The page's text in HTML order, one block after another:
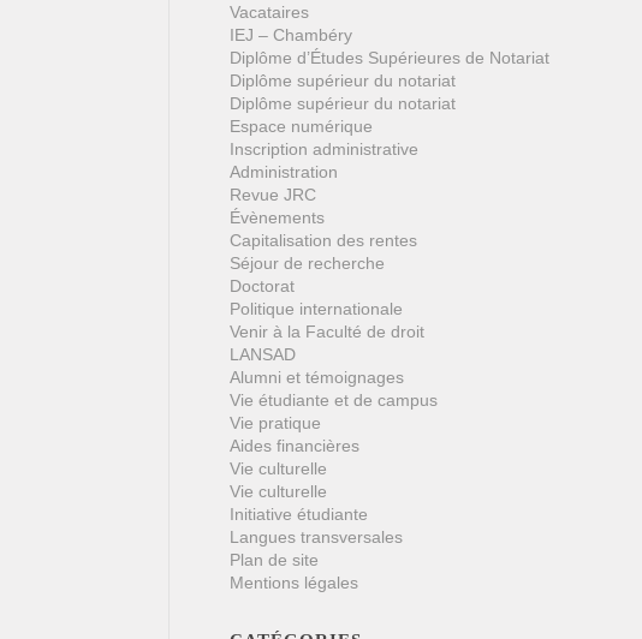
Vacataires
IEJ – Chambéry
Diplôme d’Études Supérieures de Notariat
Diplôme supérieur du notariat
Diplôme supérieur du notariat
Espace numérique
Inscription administrative
Administration
Revue JRC
Évènements
Capitalisation des rentes
Séjour de recherche
Doctorat
Politique internationale
Venir à la Faculté de droit
LANSAD
Alumni et témoignages
Vie étudiante et de campus
Vie pratique
Aides financières
Vie culturelle
Vie culturelle
Initiative étudiante
Langues transversales
Plan de site
Mentions légales